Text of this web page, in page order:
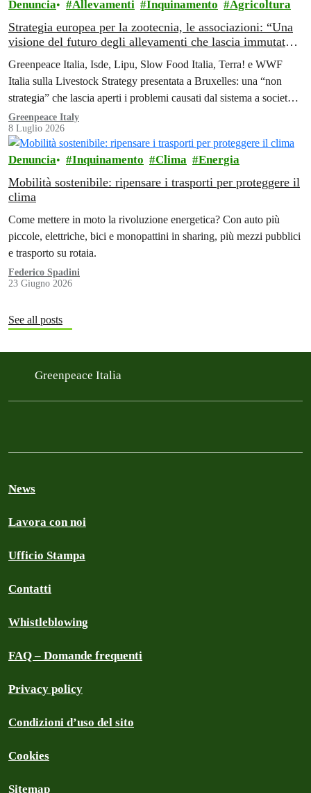
Denuncia Allevamenti Inquinamento Agricoltura
Strategia europea per la zootecnia, le associazioni: “Una
visione del futuro degli allevamenti che lascia immutato il
Greenpeace Italia, Isde, Lipu, Slow Food Italia, Terra! e WWF
Italia sulla Livestock Strategy presentata a Bruxelles: una “non
strategia” che lascia aperti i problemi causati dal sistema a società,
ambiente e salute.
Greenpeace Italy
8 Luglio 2026
Denuncia Inquinamento Clima Energia
Mobilità sostenibile: ripensare i trasporti per proteggere il
clima
Come mettere in moto la rivoluzione energetica? Con auto più
piccole, elettriche, bici e monopattini in sharing, più mezzi pubblici
e trasporto su rotaia.
Federico Spadini
23 Giugno 2026
See all posts
Greenpeace Italia
News
Lavora con noi
Ufficio Stampa
Contatti
Whistleblowing
FAQ – Domande frequenti
Privacy policy
Condizioni d’uso del sito
Cookies
Sitemap